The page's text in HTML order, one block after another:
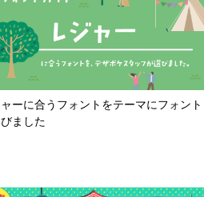
ーに合うフォントをテーマにフォント
ました